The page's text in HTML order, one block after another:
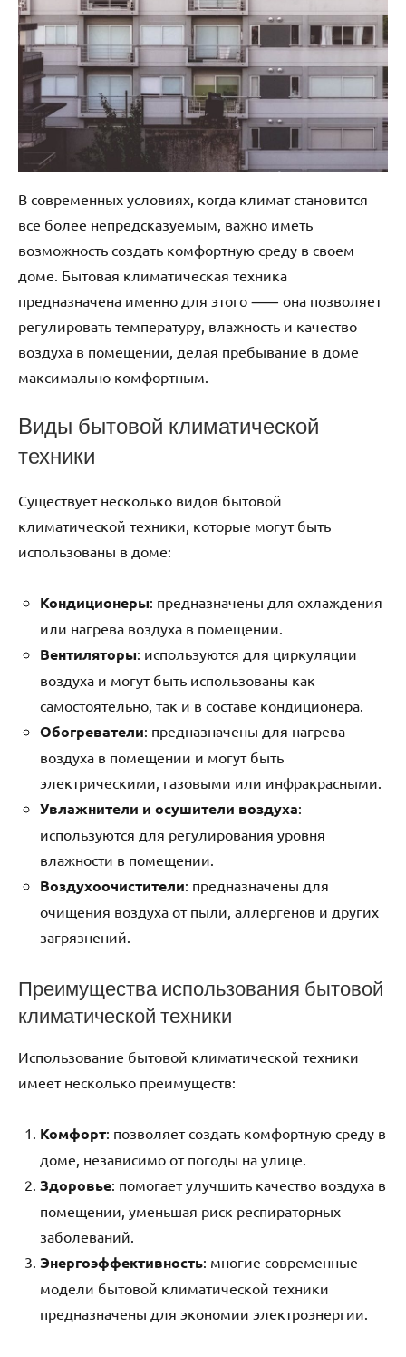
В современных условиях, когда климат становится
все более непредсказуемым, важно иметь
возможность создать комфортную среду в своем
доме. Бытовая климатическая техника
предназначена именно для этого ⸺ она позволяет
регулировать температуру, влажность и качество
воздуха в помещении, делая пребывание в доме
максимально комфортным.
Виды бытовой климатической
техники
Существует несколько видов бытовой
климатической техники, которые могут быть
использованы в доме:
Кондиционеры: предназначены для охлаждения
или нагрева воздуха в помещении.
Вентиляторы: используются для циркуляции
воздуха и могут быть использованы как
самостоятельно, так и в составе кондиционера.
Обогреватели: предназначены для нагрева
воздуха в помещении и могут быть
электрическими, газовыми или инфракрасными.
Увлажнители и осушители воздуха:
используются для регулирования уровня
влажности в помещении.
Воздухоочистители: предназначены для
очищения воздуха от пыли, аллергенов и других
загрязнений.
Преимущества использования бытовой
климатической техники
Использование бытовой климатической техники
имеет несколько преимуществ:
Комфорт: позволяет создать комфортную среду в
доме, независимо от погоды на улице.
Здоровье: помогает улучшить качество воздуха в
помещении, уменьшая риск респираторных
заболеваний.
Энергоэффективность: многие современные
модели бытовой климатической техники
предназначены для экономии электроэнергии.